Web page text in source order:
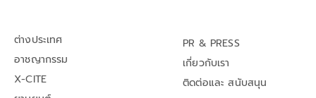
ต่างประเทศ
อาชญากรรม
X-CITE
PR & PRESS
เกี่ยวกับเรา
ติดต่อและ สนับสนุน